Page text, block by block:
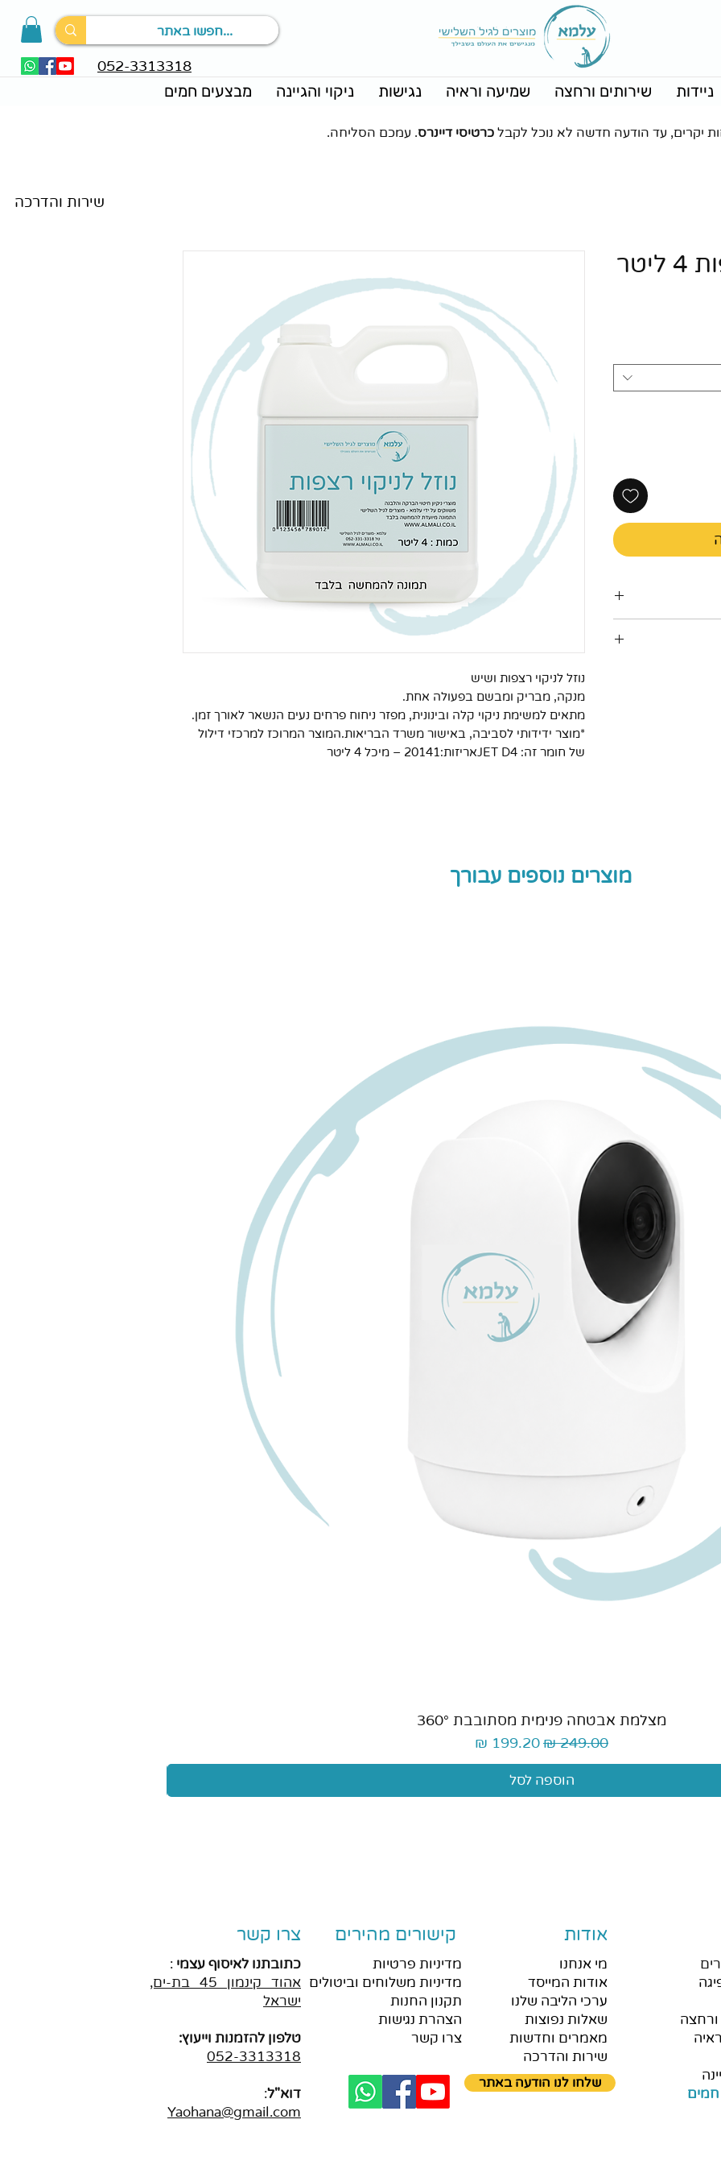
שירות והדרכה
052-3313318
ניידות שירותים ורחצה שמיעה וראיה נגישות ניקוי והגיינה מבצעים חמים
נוזל לניקוי רצפות ושיש
מנקה, מבריק ומבשם בפעולה אחת.
מתאים למשימת ניקוי קלה ובינונית, מפזר ניחוח פרחים נעים הנשאר לאורך זמן.
*מוצר ידידותי לסביבה, באישור משרד הבריאות.המוצר המרוכז למרכזי דילול
של חומר זה: JET D4אריזות:20141 – מיכל 4 ליטר
יקרים, עד הודעה חדשה לא נוכל לקבלכרטיסי דיינרס. עמכם הסליחה.
מוצרים נוספים עבורך
תצוגה מהירה
מצלמת אבטחה פנימית מסתובבת 360°
מחיר רגיל מחיר מבצע
הוספה לסל
צרו קשר
כתובתנו לאיסוף עצמי :
אהוד
קינמון 45 בת-ים,
ישראל
טלפון להזמנות וייעוץ:
052-3313318
דוא"ל:
Yaohana@gmail.com
קישורים מהירים
מדיניות פרטיות
מדיניות משלוחים וביטולים
תקנון החנות
הצהרת נגישות
צרו קשר
אודות
מי אנחנו
אודות המייסד
ערכי הליבה שלנו
שאלות נפוצות
מאמרים וחדשות
שירות והדרכה
שלחו לנו הודעה באתר
ורחצה